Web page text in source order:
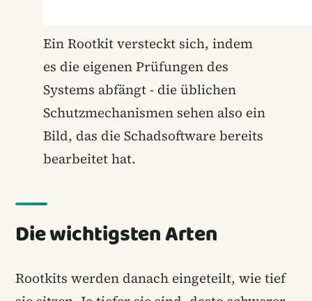
Ein Rootkit versteckt sich, indem
es die eigenen Prüfungen des
Systems abfängt - die üblichen
Schutzmechanismen sehen also ein
Bild, das die Schadsoftware bereits
bearbeitet hat.
Die wichtigsten Arten
Rootkits werden danach eingeteilt, wie tief